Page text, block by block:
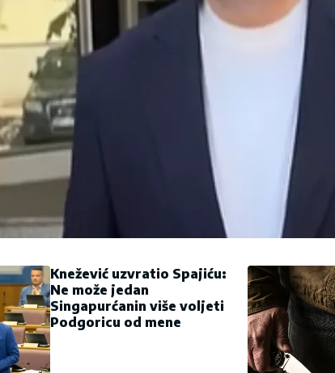
Knežević uzvratio Spajiću:
Ne može jedan
Singapurćanin više voljeti
Podgoricu od mene